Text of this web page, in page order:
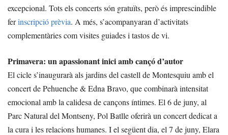
excepcional. Tots els concerts són gratuïts, però és imprescindible
ferinscripció prèvia. A més, s’acompanyaran d’activitats
complementàries com visites guiades i tastos de vi.
Primavera: un apassionant inici amb cançó d’autor
El cicle s’inaugurarà als jardins del castell de Montesquiu amb el
concert de Pehuenche & Edna Bravo, que combinarà intensitat
emocional amb la calidesa de cançons íntimes. El 6 de juny, al
Parc Natural del Montseny, Pol Batlle oferirà un concert dedicat a
la cura i les relacions humanes. I el següent dia, el 7 de juny, Elara